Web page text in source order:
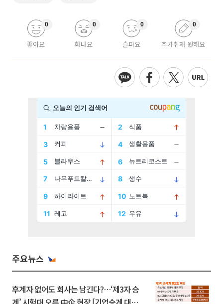
좋아요
0
화나요
0
슬퍼요
0
추가취재 원해요
0
주요뉴스
후계자 없어도 회사는 남긴다?…‘제3자 승